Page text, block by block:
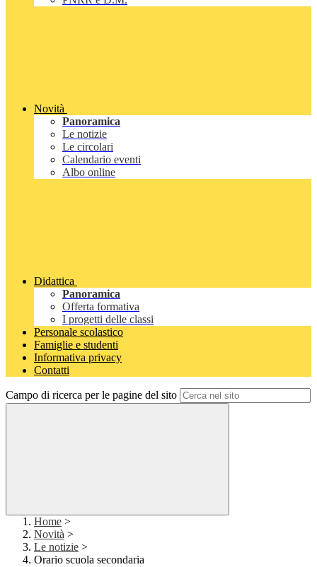
Novità
Panoramica
Le notizie
Le circolari
Calendario eventi
Albo online
Didattica
Panoramica
Offerta formativa
I progetti delle classi
Personale scolastico
Famiglie e studenti
Informativa privacy
Contatti
Campo di ricerca per le pagine del sito
Home >
Novità >
Le notizie >
Orario scuola secondaria